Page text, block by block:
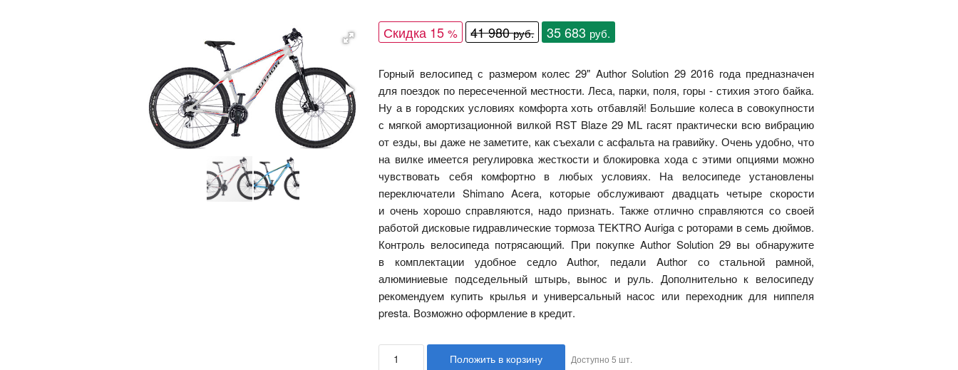
Скидка 15% 41 980руб. 35 683 руб.
Горный велосипед с размером колес 29" Author Solution 29 2016 года предназначен
для поездок по пересеченной местности. Леса, парки, поля, горы - стихия этого байка.
Ну а в городских условиях комфорта хоть отбавляй! Большие колеса в совокупности
с мягкой амортизационной вилкой RST Blaze 29 ML гасят практически всю вибрацию
от езды, вы даже не заметите, как съехали с асфальта на гравийку. Очень удобно, что
на вилке имеется регулировка жесткости и блокировка хода с этими опциями можно
чувствовать себя комфортно в любых условиях. На велосипеде установлены
переключатели Shimano Acera, которые обслуживают двадцать четыре скорости
и очень хорошо справляются, надо признать. Также отлично справляются со своей
работой дисковые гидравлические тормоза TEKTRO Auriga с роторами в семь дюймов.
Контроль велосипеда потрясающий. При покупке Author Solution 29 вы обнаружите
в комплектации удобное седло Author, педали Author со стальной рамной,
алюминиевые подседельный штырь, вынос и руль. Дополнительно к велосипеду
рекомендуем купить крылья и универсальный насос или переходник для ниппеля
presta. Возможно оформление в кредит.
Положить в корзину Доступно5 шт.